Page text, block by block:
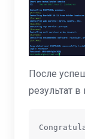
После
результат в